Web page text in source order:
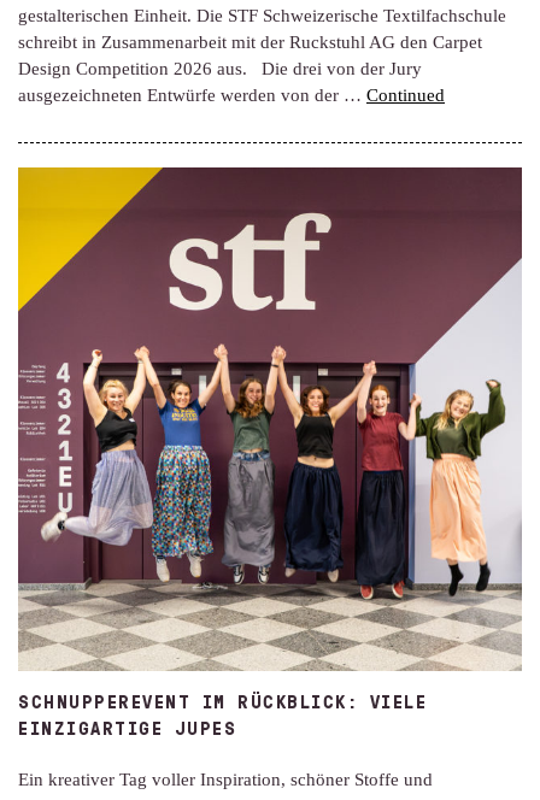
gestalterischen Einheit. Die STF Schweizerische Textilfachschule
schreibt in Zusammenarbeit mit der Ruckstuhl AG den Carpet
Design Competition 2026 aus. Die drei von der Jury
ausgezeichneten Entwürfe werden von der … Continued
SCHNUPPEREVENT IM RÜCKBLICK: VIELE
EINZIGARTIGE JUPES
Ein kreativer Tag voller Inspiration, schöner Stoffe und